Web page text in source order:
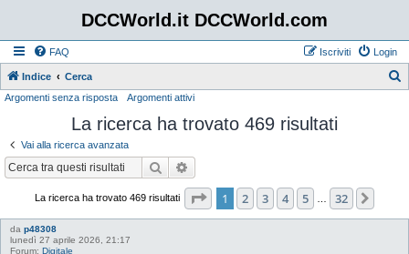
DCCWorld.it DCCWorld.com
FAQ Login
Iscriviti
Indice Cerca
Argomenti senza risposta Argomenti attivi
La ricerca ha trovato 469 risultati
Vai alla ricerca avanzata
Cerca
La ricerca ha trovato 469 risultati Pagina di 32
1 2 3 4 5 32
da p48308
lunedì 27 aprile 2026, 21:17
Forum: Digitale